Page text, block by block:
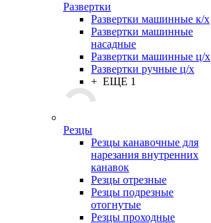
Развертки
Развертки машинные к/х
Развертки машинные
насадные
Развертки машинные ц/х
Развертки ручные ц/х
+ ЕЩЕ 1
Резцы
Резцы канавочные для
нарезания внутренних
канавок
Резцы отрезные
Резцы подрезные
отогнутые
Резцы проходные